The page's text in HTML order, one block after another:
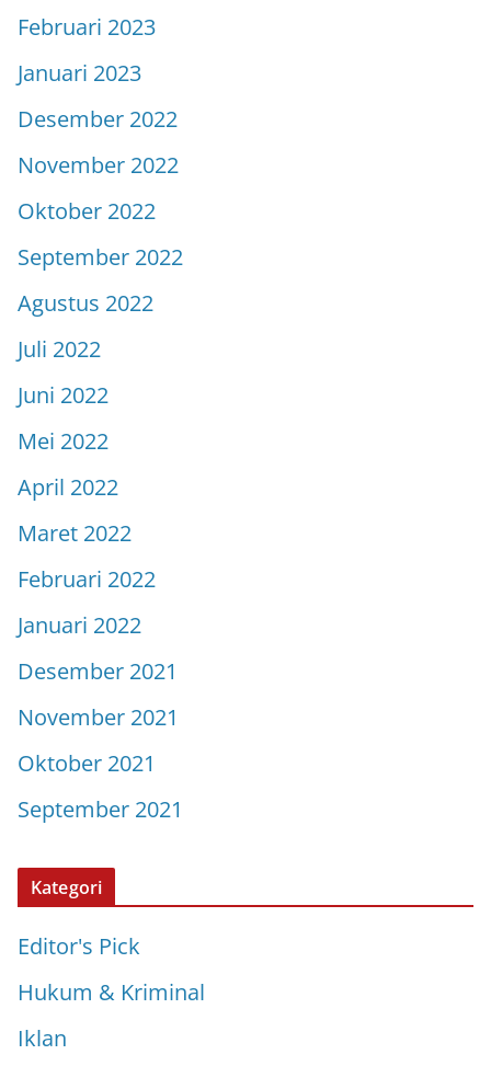
Februari 2023
Januari 2023
Desember 2022
November 2022
Oktober 2022
September 2022
Agustus 2022
Juli 2022
Juni 2022
Mei 2022
April 2022
Maret 2022
Februari 2022
Januari 2022
Desember 2021
November 2021
Oktober 2021
September 2021
Kategori
Editor's Pick
Hukum & Kriminal
Iklan